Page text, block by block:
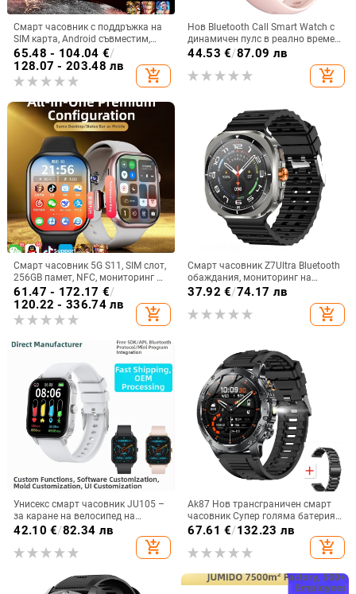
Смарт часовник с поддръжка на
SIM карта, Android съвместим,
Bluetooth, IPS дисплей, 7–14 дни
живот на батерията
65.48 - 104.04 €/
128.07 - 203.48 лв
add_shopping_cart
Нов Bluetooth Call Smart Watch с
динамичен пулс в реално време,
многофункционална спортна
умна гривна за женско здраве
44.53 €/87.09 лв
add_shopping_cart
Смарт часовник 5G S11, SIM слот,
256GB памет, NFC, мониторинг на
сърдечната честота
61.47 - 172.17 €/
120.22 - 336.74 лв
add_shopping_cart
Смарт часовник Z7Ultra Bluetooth
обаждания, мониторинг на
сърдечен ритъм, кръвно
налягане, следене на съня и
водоустойчив
37.92 €/74.17 лв
add_shopping_cart
Унисекс смарт часовник JU105 –
за каране на велосипед на
открито и походи, крачкомер,
сърдечна честота и кислород в
кръвта, мониторинг на съня
42.10 €/82.34 лв
add_shopping_cart
Ak87 Нов трансграничен смарт
часовник Супер голяма батерия
1000 Mah с висока разделителна
способност, мъжки спортен
часовник за външна употреба с
67.61 €/132.23 лв
add_shopping_cart